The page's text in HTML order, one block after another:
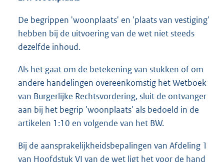
De begrippen 'woonplaats' en 'plaats van vestiging'
hebben bij de uitvoering van de wet niet steeds
dezelfde inhoud.
Als het gaat om de betekening van stukken of om
andere handelingen overeenkomstig het Wetboek
van Burgerlijke Rechtsvordering, sluit de ontvanger
aan bij het begrip 'woonplaats' als bedoeld in de
artikelen 1:10 en volgende van het BW.
Bij de aansprakelijkheidsbepalingen van Afdeling 1
van Hoofdstuk VI van de wet ligt het voor de hand